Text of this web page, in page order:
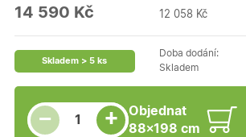
14 590 Kč 12 058 Kč
Skladem > 5 ks
Doba dodání:
Skladem
−
Snížit množství
Počet kusů +
Zvýšit množství
Objednat
88×198 cm